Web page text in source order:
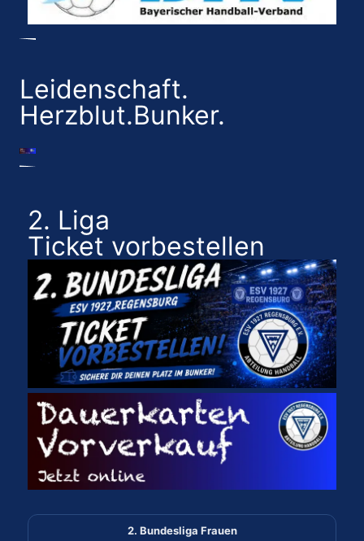
Leidenschaft.
Herzblut.Bunker.
2. Liga
Ticket vorbestellen
2. Bundesliga Frauen
2. Bundesliga Frauen